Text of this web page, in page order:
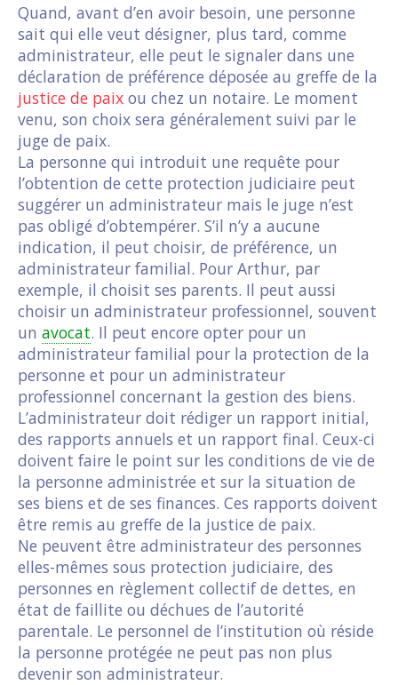
Quand, avant d’en avoir besoin, une personne
sait qui elle veut désigner, plus tard, comme
administrateur, elle peut le signaler dans une
déclaration de préférence déposée au greffe de la
justice de paix ou chez un notaire. Le moment
venu, son choix sera généralement suivi par le
juge de paix.
La personne qui introduit une requête pour
l’obtention de cette protection judiciaire peut
suggérer un administrateur mais le juge n’est
pas obligé d’obtempérer. S’il n’y a aucune
indication, il peut choisir, de préférence, un
administrateur familial. Pour Arthur, par
exemple, il choisit ses parents. Il peut aussi
choisir un administrateur professionnel, souvent
un avocat. Il peut encore opter pour un
administrateur familial pour la protection de la
personne et pour un administrateur
professionnel concernant la gestion des biens.
L’administrateur doit rédiger un rapport initial,
des rapports annuels et un rapport final. Ceux-ci
doivent faire le point sur les conditions de vie de
la personne administrée et sur la situation de
ses biens et de ses finances. Ces rapports doivent
être remis au greffe de la justice de paix.
Ne peuvent être administrateur des personnes
elles-mêmes sous protection judiciaire, des
personnes en règlement collectif de dettes, en
état de faillite ou déchues de l’autorité
parentale. Le personnel de l’institution où réside
la personne protégée ne peut pas non plus
devenir son administrateur.